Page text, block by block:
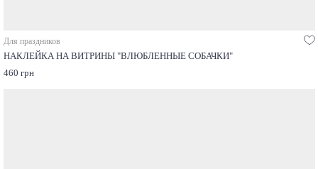
Для праздников
НАКЛЕЙКА НА ВИТРИНЫ "ВЛЮБЛЕННЫЕ СОБАЧКИ"
460 грн